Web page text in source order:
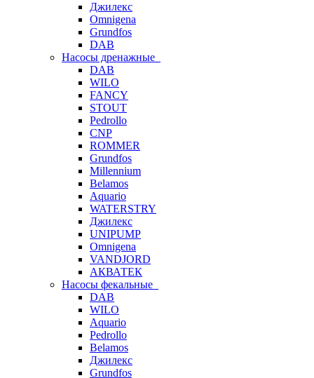
Джилекс
Omnigena
Grundfos
DAB
Насосы дренажные
DAB
WILO
FANCY
STOUT
Pedrollo
CNP
ROMMER
Grundfos
Millennium
Belamos
Aquario
WATERSTRY
Джилекс
UNIPUMP
Omnigena
VANDJORD
АКВАТЕК
Насосы фекальные
DAB
WILO
Aquario
Pedrollo
Belamos
Джилекс
Grundfos